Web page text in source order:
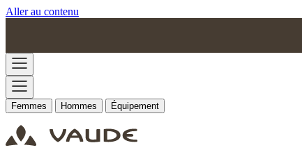
Aller au contenu
Femmes Hommes Équipement